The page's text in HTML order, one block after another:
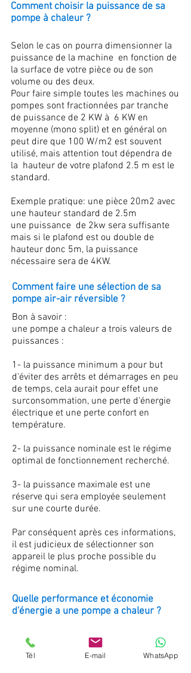
Comment choisir la puissance de sa
pompe à chaleur ?
Selon le cas on pourra dimensionner la
puissance de la machine en fonction de
la surface de votre pièce ou de son
volume ou des deux.
Pour faire simple toutes les machines ou
pompes sont fractionnées par tranche
de puissance de 2 KW à 6 KW en
moyenne (mono split) et en général on
peut dire que 100 W/m2 est souvent
utilisé, mais attention tout dépendra de
la hauteur de votre plafond 2.5 m est le
standard.
Exemple pratique: une pièce 20m2 avec
une hauteur standard de 2.5m
une puissance de 2kw sera suffisante
mais si le plafond est ou double de
hauteur donc 5m, la puissance
nécessaire sera de 4KW.
Comment faire une sélection de sa
pompe air-air réversible ?
Bon à savoir :
une pompe a chaleur a trois valeurs de
puissances :
1- la puissance minimum a pour but
d'éviter des arrêts et démarrages en peu
de temps, cela aurait pour effet une
surconsommation, une perte d'énergie
électrique et une perte confort en
température.
2- la puissance nominale est le régime
optimal de fonctionnement recherché.
3- la puissance maximale est une
réserve qui sera employée seulement
sur une courte durée.
Par conséquent après ces informations,
il est judicieux de sélectionner son
appareil le plus proche possible du
régime nominal.
Quelle performance et économie
d'énergie a une pompe a chaleur ?
la consommation électrique est faite
par la différence d'énergie consommée
Tél E-mail WhatsApp